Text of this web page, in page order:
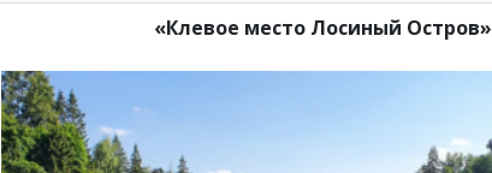
«Клевое место Лосиный Остров»